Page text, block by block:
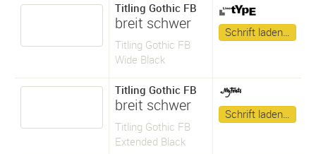
Titling Gothic FB
breit schwer
Titling Gothic FB
Wide Black
Schrift laden…
Titling Gothic FB
breit schwer
Titling Gothic FB
Extended Black
Schrift laden…